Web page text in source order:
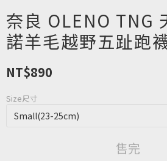
奈良 OLENO TNG
諾羊毛越野五趾跑
NT$890
Size尺寸
售完